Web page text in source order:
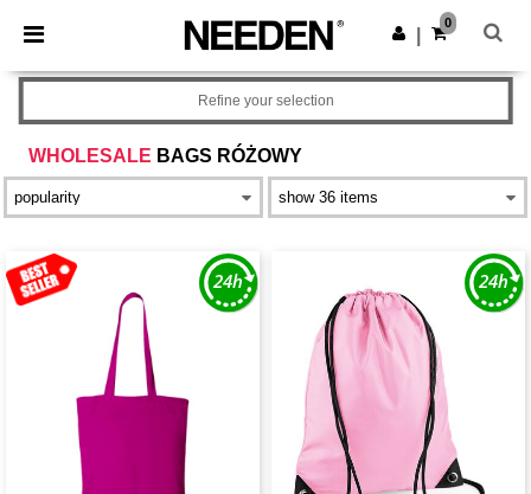
× Aplikacja Needen
Lepsze ceny w aplikacji!
Pobierz app
0
WHOLESALE BAGS RÓŻOWY
Refine your selection